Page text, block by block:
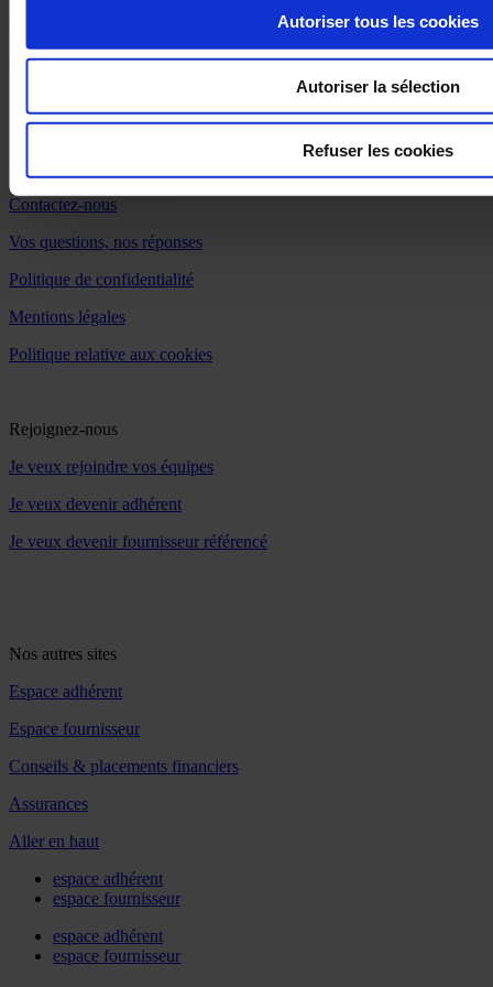
Autoriser tous les cookies
Autoriser la sélection
Refuser les cookies
Notre source d'inspiration
Contactez-nous
Vos questions, nos réponses
Politique de confidentialité
Mentions légales
Politique relative aux cookies
Rejoignez-nous
Je veux rejoindre vos équipes
Je veux devenir adhérent
Je veux devenir fournisseur référencé
Nos autres sites
Espace adhérent
Espace fournisseur
Conseils & placements financiers
Assurances
Aller en haut
espace adhérent
espace fournisseur
espace adhérent
espace fournisseur